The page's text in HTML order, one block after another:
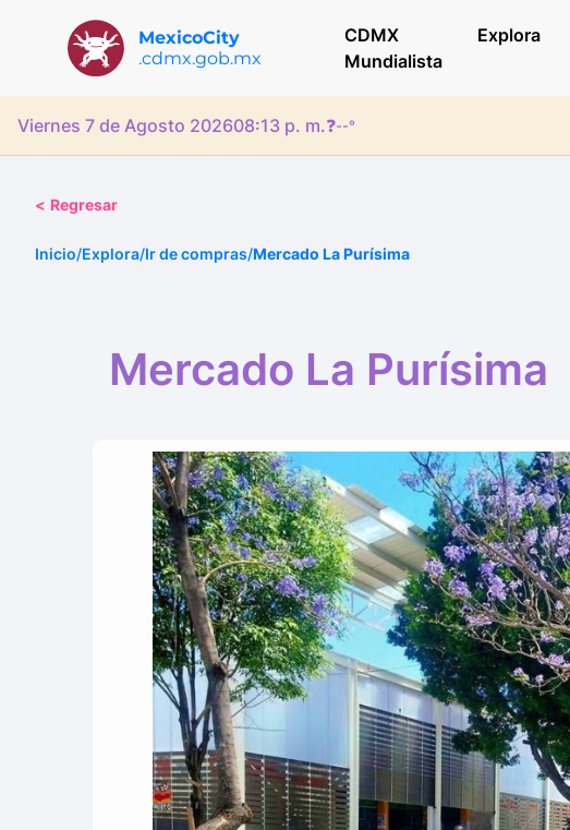
MexicoCity
.cdmx.gob.mx
CDMX
Mundialista
Explora
Viernes 7 de Agosto 202608:13 p. m.❓--°
< Regresar
Inicio/Explora/Ir de compras/Mercado La Purísima
Mercado La Purísima